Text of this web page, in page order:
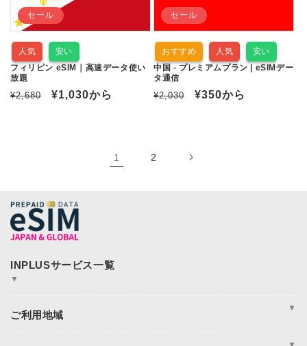
セール
人気
安い
フィリピン eSIM｜高速データ使い
放題
通
¥2,680
セ
¥1,030から
セール
おすすめ 人気
安い
中国 - プレミアムプラン | eSIMデー
タ通信
通
¥2,030
セ
¥350から
1 2
▼
365plusWi-Fi
▼